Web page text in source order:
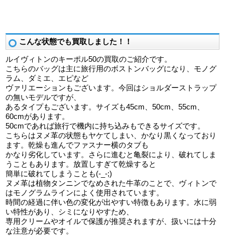
こんな状態でも買取しました！！
ルイヴィトンのキーポル50の買取のご紹介です。
こちらのバッグは主に旅行用のボストンバッグになり、モノグ
ラム、ダミエ、エピなど
ヴァリエーションもございます。今回はショルダーストラップ
の無いモデルですが、
あるタイプもございます。サイズも45cm、50cm、55cm、
60cmがあります。
50cmであれば旅行で機内に持ち込みもできるサイズです。
こちらはヌメ革の状態もヤケてしまい、かなり黒くなっており
ます。乾燥も進んでファスナー横のタブも
かなり劣化しています。さらに進むと亀裂により、破れてしま
うこともあります。放置しすぎて乾燥すると
簡単に破れてしまうことも(-_-;)
ヌメ革は植物タンニンでなめされた牛革のことで、ヴィトンで
はモノグラムラインによく使用されています。
時間の経過に伴い色の変化が出やすい特徴もあります。水に弱
い特性があり、シミになりやすため、
専用クリームやオイルで保護が推奨されますが、扱いには十分
な注意が必要です。